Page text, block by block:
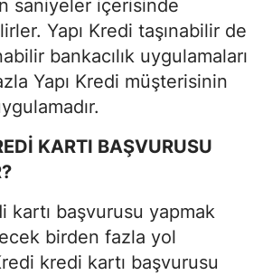
saniyeler içerisinde
Yapı Kredi taşınabilir de
bankacılık uygulamaları
Yapı Kredi müşterisinin
KARTI BAŞVURUSU
kartı başvurusu yapmak
birden fazla yol
kredi kartı başvurusu